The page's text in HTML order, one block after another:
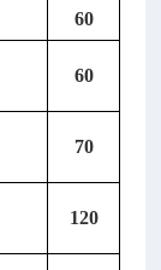
60
60
70
120